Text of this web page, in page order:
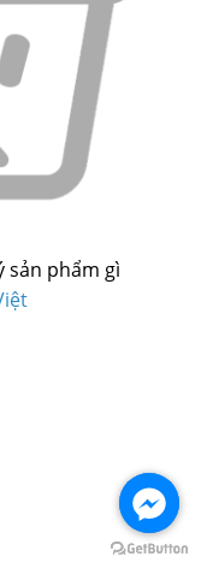
sản phẩm gì